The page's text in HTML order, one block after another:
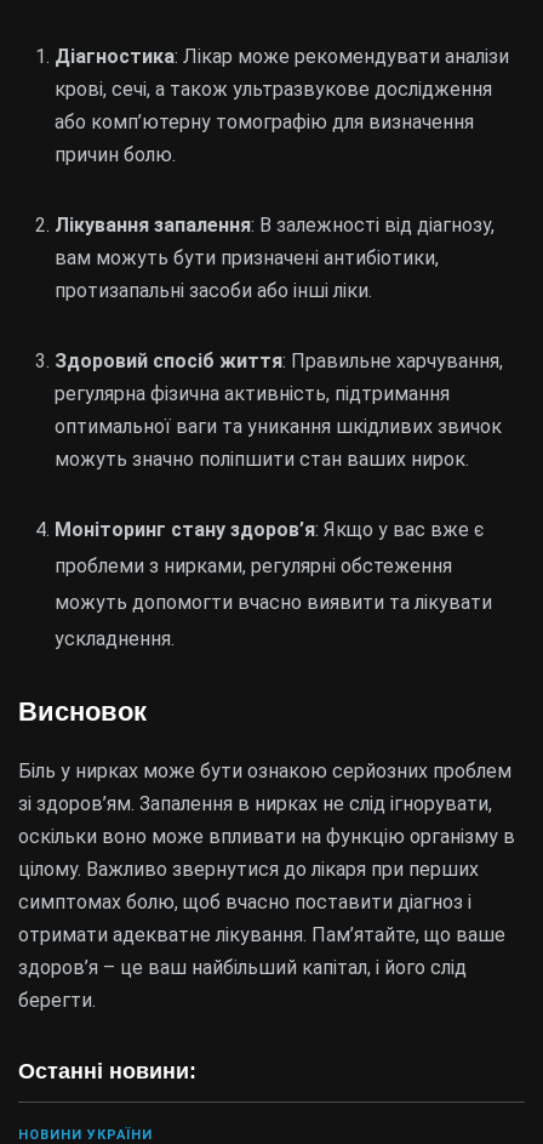
Останні новини:
НОВИНИ УКРАЇНИ
Діагностика: Лікар може рекомендувати аналізи
крові, сечі, а також ультразвукове дослідження
або комп’ютерну томографію для визначення
причин болю.
Лікування запалення: В залежності від діагнозу,
вам можуть бути призначені антибіотики,
протизапальні засоби або інші ліки.
Здоровий спосіб життя: Правильне харчування,
регулярна фізична активність, підтримання
оптимальної ваги та уникання шкідливих звичок
можуть значно поліпшити стан ваших нирок.
Моніторинг стану здоров’я: Якщо у вас вже є
проблеми з нирками, регулярні обстеження
можуть допомогти вчасно виявити та лікувати
ускладнення.
Висновок
Біль у нирках може бути ознакою серйозних проблем
зі здоров’ям. Запалення в нирках не слід ігнорувати,
оскільки воно може впливати на функцію організму в
цілому. Важливо звернутися до лікаря при перших
симптомах болю, щоб вчасно поставити діагноз і
отримати адекватне лікування. Пам’ятайте, що ваше
здоров’я – це ваш найбільший капітал, і його слід
берегти.